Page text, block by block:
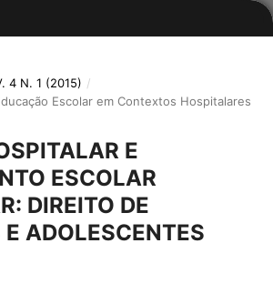
4 N. 1 (2015) /
Escolar em Contextos Hospitalares
E
ESCOLAR
DIREITO DE
ADOLESCENTES